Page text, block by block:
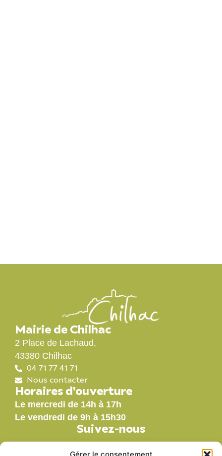
Mairie de Chilhac
2 Place de Lachaud,
43380 Chilhac
04 71 77 41 71
Nous contacter
Horaires d'ouverture
Le mercredi de 14h à 17h
Le vendredi de 9h à 15h30
Suivez-nous